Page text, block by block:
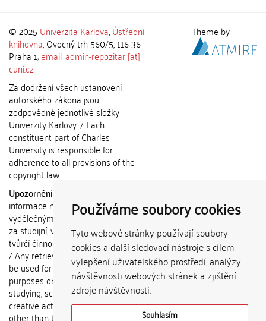
Používáme soubory cookies
Tyto webové stránky používají soubory
cookies a další sledovací nástroje s cílem
vylepšení uživatelského prostředí, analýzy
návštěvnosti webových stránek a zjištění
zdroje návštěvnosti.
Souhlasím
© 2025 Univerzita Karlova,Ústřední
knihovna, Ovocný trh 560/5, 116 36
Praha 1;email: admin-repozitar [at]
cuni.cz
Za dodržení všech ustanovení
autorského zákona jsou
zodpovědné jednotlivé složky
Univerzity Karlovy. / Each
constituent part of Charles
University is responsible for
adherence to all provisions of the
copyright law.
Upozornění / Notice:
informace nemohou být použity k
výdělečným účelům nebo vydávány
za studijní, vědeckou nebo jinou
tvůrčí činnost jiné osoby než autora.
/ Any retrieved information shall not
be used for any commercial
purposes or claimed as results of
studying, scientific or any other
creative activities of any person
other than the author.
Theme by